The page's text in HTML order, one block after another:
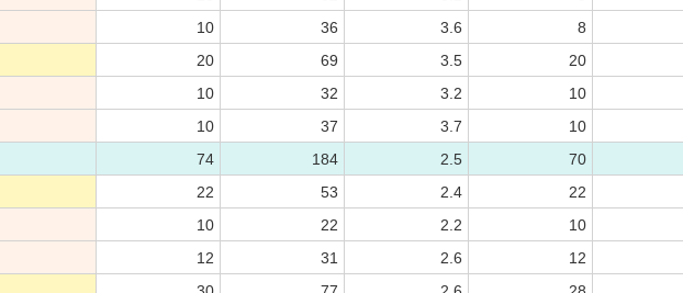
10 36 3.6 8
20 69 3.5 20
10 32 3.2 10
10 37 3.7 10
74 184 2.5 70
22 53 2.4 22
10 22 2.2 10
12 31 2.6 12